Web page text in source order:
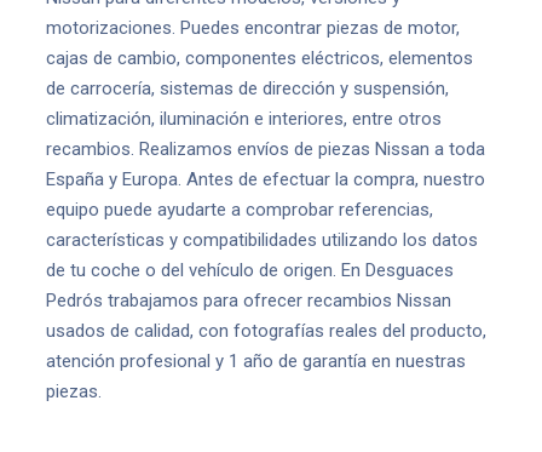
motorizaciones. Puedes encontrar piezas de motor,
cajas de cambio, componentes eléctricos, elementos
de carrocería, sistemas de dirección y suspensión,
climatización, iluminación e interiores, entre otros
recambios. Realizamos envíos de piezas Nissan a toda
España y Europa. Antes de efectuar la compra, nuestro
equipo puede ayudarte a comprobar referencias,
características y compatibilidades utilizando los datos
de tu coche o del vehículo de origen. En Desguaces
Pedrós trabajamos para ofrecer recambios Nissan
usados de calidad, con fotografías reales del producto,
atención profesional y 1 año de garantía en nuestras
piezas.